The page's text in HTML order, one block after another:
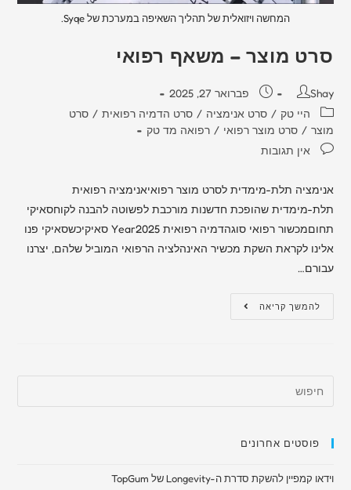
המחשה ויזואלית של תהליך השאיפה במערכת של Syqe.
סרט מוצר – משאף רפואי​
Shay
פברואר 27, 2025
היי טק / סרט אנימציה / סרט הדמיה רפואית / סרט
מוצר / סרט מוצר רפואי / רפואה מד טק
אין תגובות
אנימציה תלת-מימדית לסרט מוצר רפואיאנימציה רפואית
תלת-מימדית שהופכת חדשנות מורכבת לפשוטה להבנה לקוחסאיקי
תחוםמכשור רפואי סוגהדמיה רפואית Year2025 סאיקיכשסאיקי פנו
אלינו לקראת השקת מכשיר האינהלציה הרפואי המוביל שלהם, יצרנו
עבורם…
להמשך קריאה
פוסטים אחרונים
וידאו קמפיין להשקת סדרת ה-Longevity של TopGum